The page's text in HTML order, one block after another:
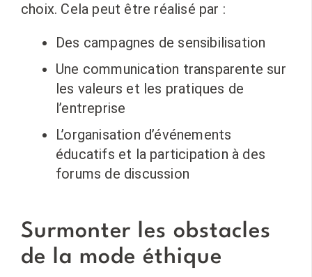
choix. Cela peut être réalisé par :
Des campagnes de sensibilisation
Une communication transparente sur
les valeurs et les pratiques de
l’entreprise
L’organisation d’événements
éducatifs et la participation à des
forums de discussion
Surmonter les obstacles
de la mode éthique